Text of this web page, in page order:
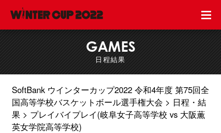
GAMES
日程結果
SoftBank ウインターカップ2022 令和4年度 第75回全
国高等学校バスケットボール選手権大会
日程・結
果
プレイバイプレイ(岐阜女子高等学校 vs 大阪薫
英女学院高等学校)